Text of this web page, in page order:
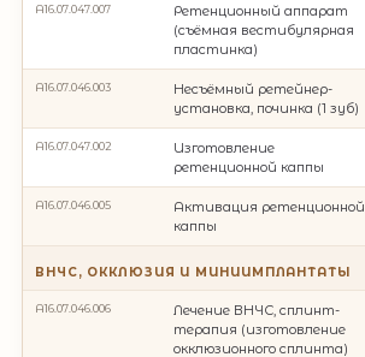
A16.07.047.007
Ретенционный аппарат
(съëмная вестибулярная
пластинка)
A16.07.046.003
Несъëмный ретейнер-
установка, починка (1 зуб)
A16.07.047.002
Изготовление
ретенционной каппы
A16.07.046.005
Aктивация ретенционной
каппы
ВНЧС, ОККЛЮЗИЯ И МИНИИМПЛАНТАТЫ
A16.07.046.006
Лечение ВНЧС, сплинт-
терапия (изготовление
окклюзионного сплинта)